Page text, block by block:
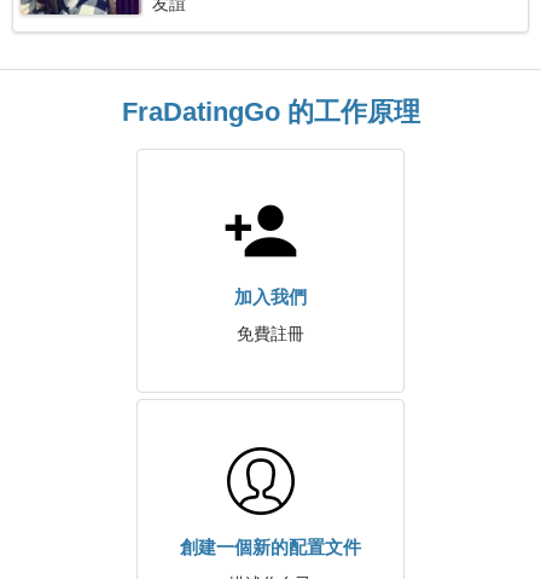
FraDatingGo 的工作原理
加入我們
免費註冊
創建一個新的配置文件